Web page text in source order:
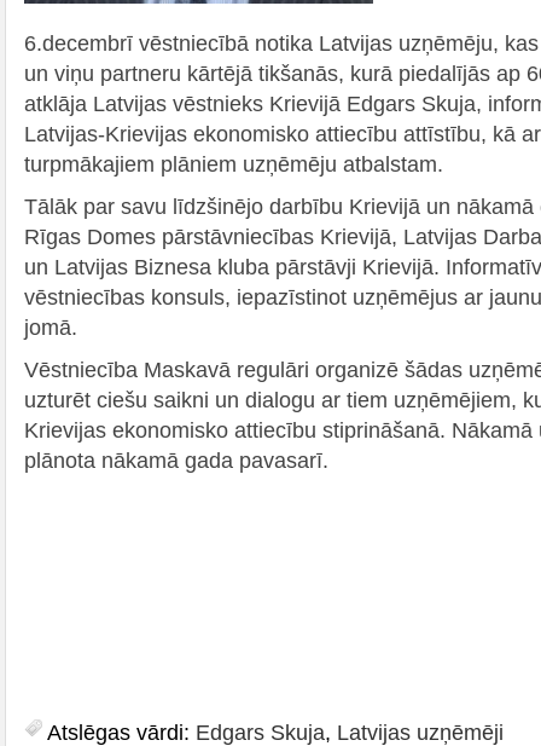
6.decembrī vēstniecībā notika Latvijas uzņēmēju,
un viņu partneru kārtējā tikšanās, kurā piedalījās ap
atklāja Latvijas vēstnieks Krievijā Edgars Skuja,
Latvijas-Krievijas ekonomisko attiecību attīstību, kā
turpmākajiem plāniem uzņēmēju atbalstam.
Tālāk par savu līdzšinējo darbību Krievijā un
Rīgas Domes pārstāvniecības Krievijā, Latvijas
un Latvijas Biznesa kluba pārstāvji Krievijā.
vēstniecības konsuls, iepazīstinot uzņēmējus ar
jomā.
Vēstniecība Maskavā regulāri organizē šādas
uzturēt ciešu saikni un dialogu ar tiem uzņēmējiem,
Krievijas ekonomisko attiecību stiprināšanā.
plānota nākamā gada pavasarī.
Atslēgas vārdi: Edgars Skuja, Latvijas uzņēmēji